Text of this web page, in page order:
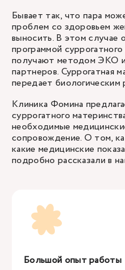
Бывает так, что пара
проблем со здоровьем
выносить. В этом случае
программой
получают методом ЭКО
партнеров. Суррогатная
передает биологическим
Клиника Фомина
суррогатного
необходимые
сопровождение. О том,
какие медицинские
подробно рассказали в
Большой опыт работы